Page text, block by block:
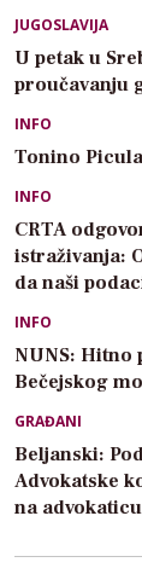
JUGOSLAVIJA
U petak u
proučavanju
INFO
Tonino
INFO
CRTA
istraživanja:
da naši
INFO
NUNS:
Bečejskog
GRAĐANI
Beljanski:
Advokatske
na